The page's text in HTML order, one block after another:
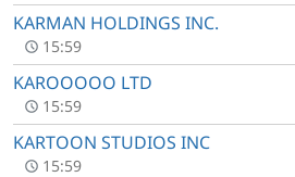
KARMAN HOLDINGS INC.
15:59
KAROOOOO LTD
15:59
KARTOON STUDIOS INC
15:59